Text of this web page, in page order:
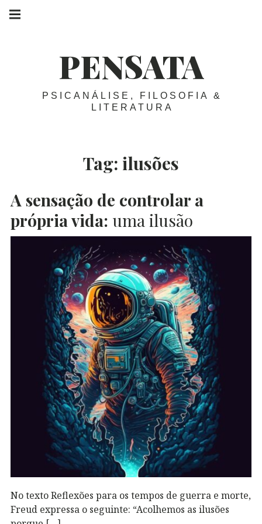
Skip
PENSATA
PSICANÁLISE, FILOSOFIA &
LITERATURA
navigation
Tag: ilusões
A sensação de controlar a
própria vida: uma ilusão
No texto Reflexões para os tempos de guerra e morte,
Freud expressa o seguinte: “Acolhemos as ilusões